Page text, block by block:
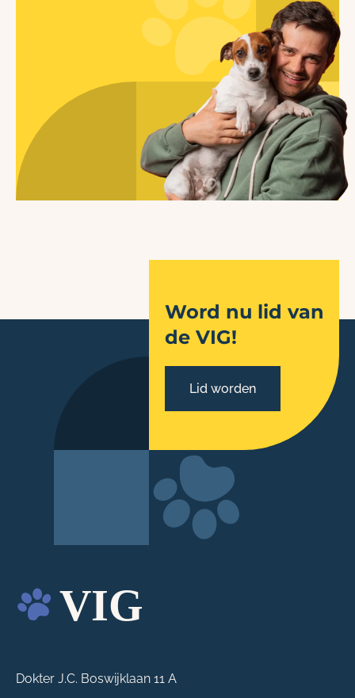
Word nu lid van
de VIG!
Lid worden
Dokter J.C. Boswijklaan 11 A